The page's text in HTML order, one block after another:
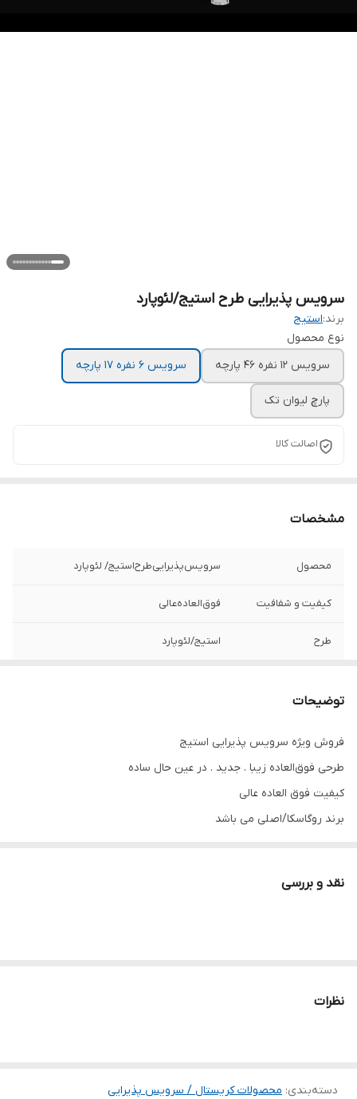
سرویس پذیرایی طرح استیج/لئوپارد
برند:استیج
نوع محصول
سرویس 12 نفره 46 پارچه
سرویس 6 نفره 17 پارچه
پارچ لیوان تک
اصالت کالا
مشخصات
محصول سرویس‌پذیرایی‌طرح‌استیج‌/ لئوپارد
کیفیت و شفافیت فوق‌العاده‌عالی
طرح استیج‌/‌لئوپارد
توضیحات
فروش ویژه سرویس پذیرایی استیج
طرحی فوق‌العاده زیبا . جدید . در عین حال ساده
کیفیت فوق العاده عالی
برند روگاسکا/اصلی می باشد
سرویس پذیرایی 6 نفره 17 پارچه دارای :
سرویس پذیرایی کامل 12 نفره 46 پارچه :
نقد و بررسی
نظرات
دسته‌بندی: محصولات کریستال / سرویس پذیرایی